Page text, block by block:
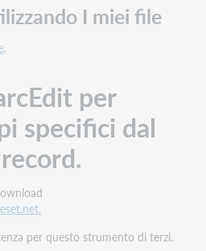
I miei file
.
per
specifici dal
per questo strumento di terzi.